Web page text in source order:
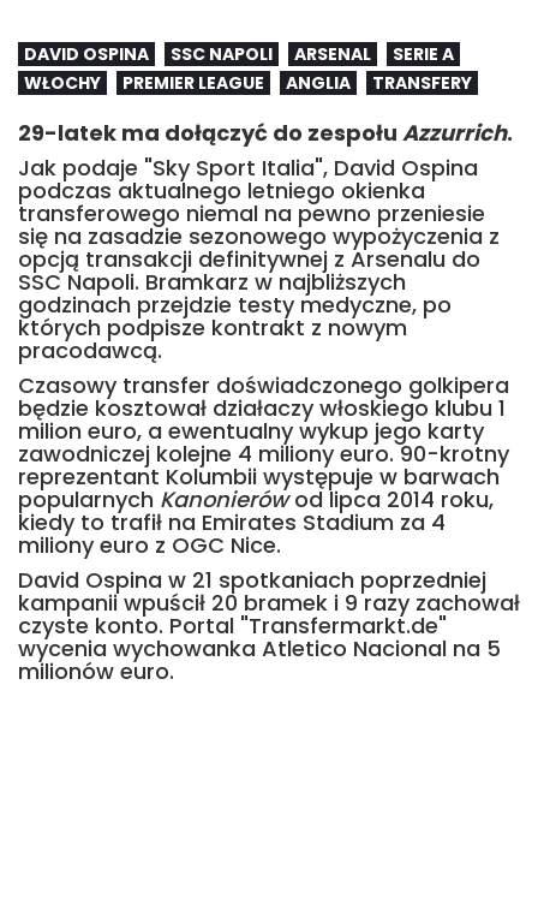
DAVID OSPINA SSC NAPOLI ARSENAL
SERIE A
WŁOCHY
PREMIER LEAGUE ANGLIA TRANSFERY
29-latek ma dołączyć do zespołu Azzurrich.
Jak podaje "Sky Sport Italia", David Ospina
podczas aktualnego letniego okienka
transferowego niemal na pewno przeniesie
się na zasadzie sezonowego wypożyczenia z
opcją transakcji definitywnej z Arsenalu do
SSC Napoli. Bramkarz w najbliższych
godzinach przejdzie testy medyczne, po
których podpisze kontrakt z nowym
pracodawcą.
Czasowy transfer doświadczonego golkipera
będzie kosztował działaczy włoskiego klubu 1
milion euro, a ewentualny wykup jego karty
zawodniczej kolejne 4 miliony euro. 90-krotny
reprezentant Kolumbii występuje w barwach
popularnych Kanonierówod lipca 2014 roku,
kiedy to trafił na Emirates Stadium za 4
miliony euro z OGC Nice.
David Ospina w 21 spotkaniach poprzedniej
kampanii wpuścił 20 bramek i 9 razy zachował
czyste konto. Portal "Transfermarkt.de"
wycenia wychowanka Atletico Nacional na 5
milionów euro.